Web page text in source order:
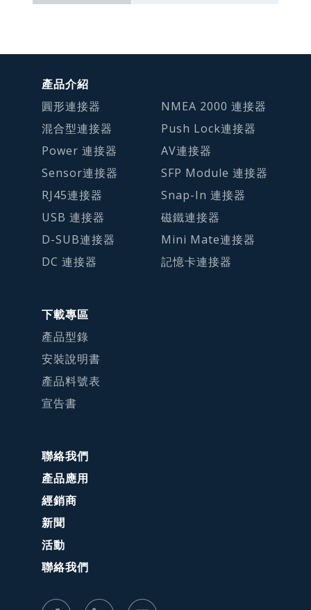
產品介紹
圓形連接器
混合型連接器
Power 連接器
Sensor連接器
RJ45連接器
USB 連接器
D-SUB連接器
DC 連接器
NMEA 2000 連接器
Push Lock連接器
AV連接器
SFP Module 連接器
Snap-In 連接器
磁鐵連接器
Mini Mate連接器
記憶卡連接器
下載專區
產品型錄
安裝說明書
產品料號表
宣告書
聯絡我們
產品應用
經銷商
新聞
活動
聯絡我們